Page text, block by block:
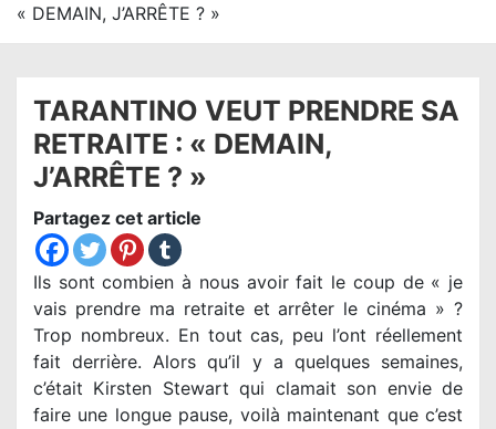
« DEMAIN, J’ARRÊTE ? »
TARANTINO VEUT PRENDRE SA
RETRAITE : « DEMAIN,
J’ARRÊTE ? »
Partagez cet article
Ils sont combien à nous avoir fait le coup de « je
vais prendre ma retraite et arrêter le cinéma » ?
Trop nombreux. En tout cas, peu l’ont réellement
fait derrière. Alors qu’il y a quelques semaines,
c’était Kirsten Stewart qui clamait son envie de
faire une longue pause, voilà maintenant que c’est